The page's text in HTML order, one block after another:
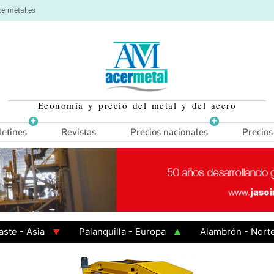
Economía y precio del metal y del acero
Revistas Precios nacionales
Palanquilla - Europa
Alambrón - Norte